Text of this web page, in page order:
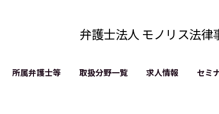
弁護士法人 モノリス法律
所属弁護士等 取扱分野一覧 求人情報 セミ